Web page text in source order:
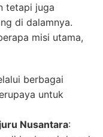
tetapi juga
di dalamnya.
misi utama,
berbagai
untuk
Nusantara: